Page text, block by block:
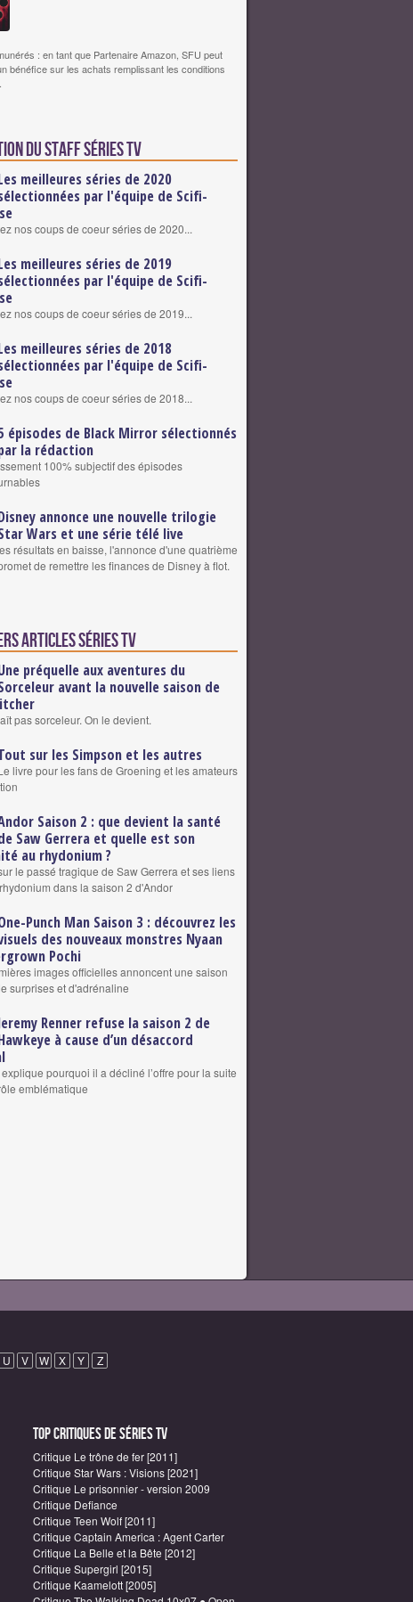
: en tant que Partenaire Amazon, SFU peut
bénéfice sur les achats remplissant les conditions
du staff Séries TV
meilleures séries de 2020
par l'équipe de Scifi-
nos coups de coeur séries de 2020...
meilleures séries de 2019
par l'équipe de Scifi-
nos coups de coeur séries de 2019...
meilleures séries de 2018
par l'équipe de Scifi-
nos coups de coeur séries de 2018...
épisodes de Black Mirror sélectionnés
la rédaction
100% subjectif des épisodes
annonce une nouvelle trilogie
Wars et une série télé live
résultats en baisse, l'annonce d'une quatrième
de remettre les finances de Disney à flot.
articles Séries TV
préquelle aux aventures du
avant la nouvelle saison de
pas sorceleur. On le devient.
sur les Simpson et les autres
livre pour les fans de Groening et les amateurs
Saison 2 : que devient la santé
Saw Gerrera et quelle est son
au rhydonium ?
le passé tragique de Saw Gerrera et ses liens
dans la saison 2 d'Andor
Punch Man Saison 3 : découvrez les
des nouveaux monstres Nyaan
Pochi
images officielles annoncent une saison
surprises et d'adrénaline
Renner refuse la saison 2 de
à cause d’un désaccord
explique pourquoi il a décliné l’offre pour la suite
emblématique
U V W X Y Z
Top critiques de Séries TV
Critique Le trône de fer [2011]
Critique Star Wars : Visions [2021]
Critique Le prisonnier - version 2009
Critique Defiance
Critique Teen Wolf [2011]
Critique Captain America : Agent Carter
Critique La Belle et la Bête [2012]
Critique Supergirl [2015]
Critique Kaamelott [2005]